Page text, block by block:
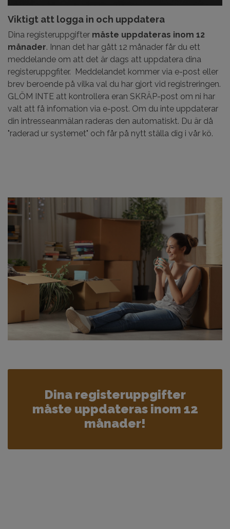
Viktigt att logga in och uppdatera
Dina registeruppgifter måste uppdateras inom 12
månader. Innan det har gått 12 månader får du ett
meddelande om att det är dags att uppdatera dina
registeruppgfiter. Meddelandet kommer via e-post eller
brev beroende på vilka val du har gjort vid registreringen.
GLÖM INTE att kontrollera eran SKRÄP-post om ni har
valt att få infomation via e-post. Om du inte uppdaterar
din intresseanmälan raderas den automatiskt. Du är då
"raderad ur systemet" och får på nytt ställa dig i vår kö.
Dina registeruppgifter
måste uppdateras inom 12
månader!